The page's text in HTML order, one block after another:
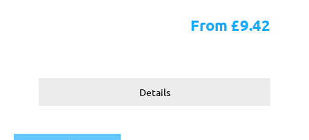
From £9.42
Details